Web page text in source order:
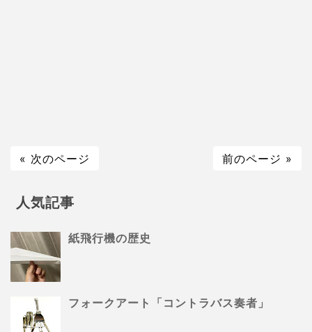
« 次のページ 前のページ »
人気記事
紙飛行機の歴史
フォークアート「コントラバス奏者」